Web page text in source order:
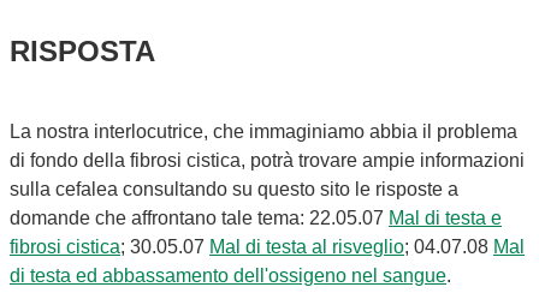
RISPOSTA
La nostra interlocutrice, che immaginiamo abbia il problema
di fondo della fibrosi cistica, potrà trovare ampie informazioni
sulla cefalea consultando su questo sito le risposte a
domande che affrontano tale tema: 22.05.07 Mal di testa e
fibrosi cistica; 30.05.07 Mal di testa al risveglio; 04.07.08 Mal
di testa ed abbassamento dell'ossigeno nel sangue.